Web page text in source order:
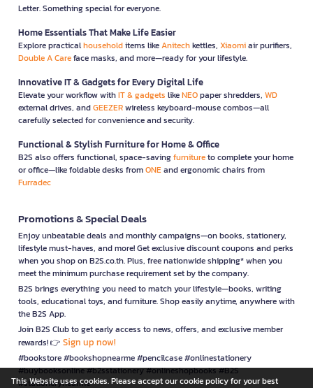
Letter. Something special for everyone.
Home Essentials That Make Life Easier
Explore practicalhouseholditems likeAnitechkettles, Xiaomiair purifiers,
Double A Careface masks, and more—ready for your lifestyle.
Innovative IT & Gadgets for Every Digital Life
Elevate your workflow withIT & gadgets likeNEOpaper shredders, WD
external drives, andGEEZERwireless keyboard-mouse combos—all
carefully selected for convenience and security.
Functional & Stylish Furniture for Home & Office
B2S also offers functional, space-savingfurnitureto complete your home
or office—like foldable desks fromONEand ergonomic chairs from
Furradec
Promotions & Special Deals
Enjoy unbeatable deals and monthly campaigns—on books, stationery,
lifestyle must-haves, and more! Get exclusive discount coupons and perks
when you shop on B2S.co.th. Plus, free nationwide shipping* when you
meet the minimum purchase requirement set by the company.
B2S brings everything you need to match your lifestyle—books, writing
tools, educational toys, and furniture. Shop easily anytime, anywhere with
the B2S App.
Join B2S Club to get early access to news, offers, and exclusive member
rewards! 👉 Sign up now!
#bookstore #bookshopnearme #pencilcase #onlinestationery
#buybooksonline #b2sstationery #onlineshopbooks #B2S
#stationerynearme
This Website uses cookies. Please accept our cookie policy for your best